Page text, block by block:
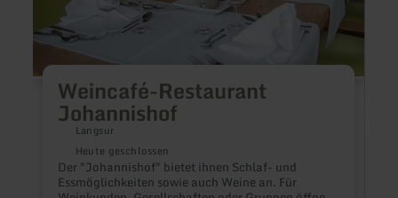
Weincafé-Restaurant
Johannishof
Langsur
Heute geschlossen
Der "Johannishof" bietet ihnen Schlaf- und
Essmöglichkeiten sowie auch Weine an. Für